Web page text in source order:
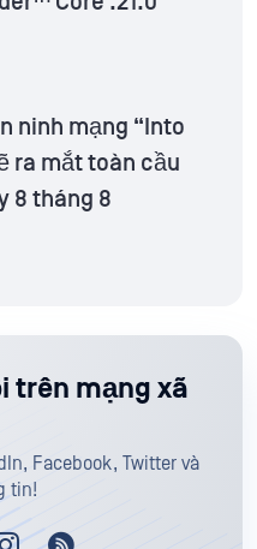
ninh mạng “Into
ra mắt toàn cầu
8 tháng 8
trên mạng xã
Facebook, Twitter và
tin!